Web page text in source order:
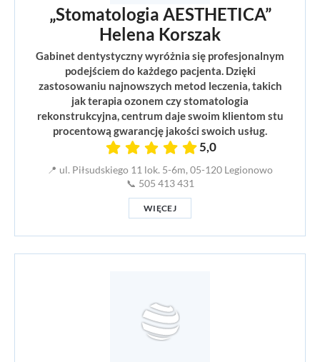
„Stomatologia AESTHETICA”
Helena Korszak
Gabinet dentystyczny wyróżnia się profesjonalnym
podejściem do każdego pacjenta. Dzięki
zastosowaniu najnowszych metod leczenia, takich
jak terapia ozonem czy stomatologia
rekonstrukcyjna, centrum daje swoim klientom stu
procentową gwarancję jakości swoich usług.
5,0
📍 ul. Piłsudskiego 11 lok. 5-6m, 05-120 Legionowo
📞 505 413 431
WIĘCEJ